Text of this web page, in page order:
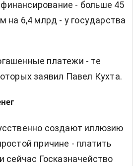
- больше 45
на 6,4 млрд - у государства
платежи - те
заявил Павел Кухта.
создают иллюзию
причине - платить
сейчас Госказначейство